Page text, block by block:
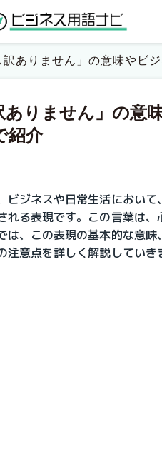
訳ありません」の意味やビ
ありません」の意
紹介
ジネスや日常生活において、
れる表現です。この言葉は、
、この表現の基本的な意味、
注意点を詳しく解説していき